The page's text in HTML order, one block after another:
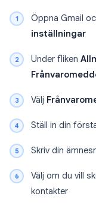
Öppna Gmail
inställningar
Under fliken
Välj
Ställ in din
Skriv din
Välj om du vill
kontakter